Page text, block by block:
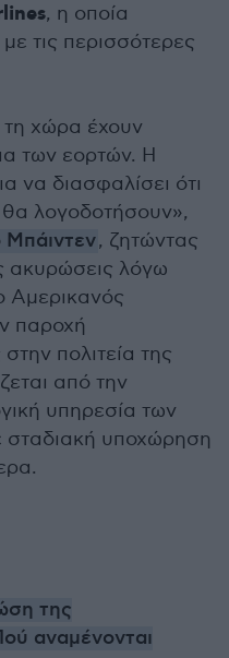
, η οποία
τις περισσότερες
τη χώρα έχουν
των εορτών. Η
να διασφαλίσει ότι
θα λογοδοτήσουν»,
Μπάιντεν, ζητώντας
ακυρώσεις λόγω
Αμερικανός
παροχή
πολιτεία της
από την
υπηρεσία των
υποχώρηση
της
αναμένονται